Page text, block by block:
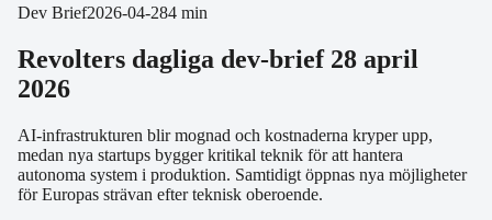
Dev Brief2026-04-284 min
Revolters dagliga dev-brief 28 april
2026
AI-infrastrukturen blir mognad och kostnaderna kryper upp,
medan nya startups bygger kritikal teknik för att hantera
autonoma system i produktion. Samtidigt öppnas nya möjligheter
för Europas strävan efter teknisk oberoende.